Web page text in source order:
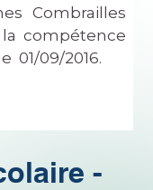
Combrailles
compétence
01/09/2016.
-